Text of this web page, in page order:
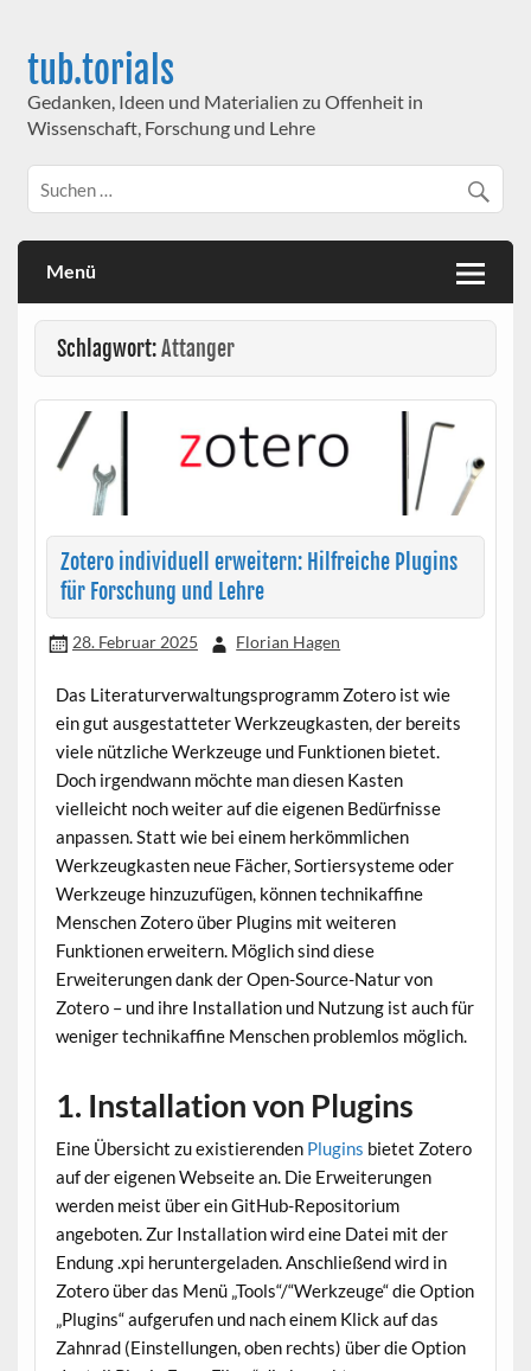
tub.torials
Gedanken, Ideen und Materialien zu Offenheit in
Wissenschaft, Forschung und Lehre
Menü
Schlagwort:Attanger
Zotero individuell erweitern: Hilfreiche Plugins
für Forschung und Lehre
28. Februar 2025 Florian Hagen
Das Literaturverwaltungsprogramm Zotero ist wie
ein gut ausgestatteter Werkzeugkasten, der bereits
viele nützliche Werkzeuge und Funktionen bietet.
Doch irgendwann möchte man diesen Kasten
vielleicht noch weiter auf die eigenen Bedürfnisse
anpassen. Statt wie bei einem herkömmlichen
Werkzeugkasten neue Fächer, Sortiersysteme oder
Werkzeuge hinzuzufügen, können technikaffine
Menschen Zotero über Plugins mit weiteren
Funktionen erweitern. Möglich sind diese
Erweiterungen dank der Open-Source-Natur von
Zotero – und ihre Installation und Nutzung ist auch für
weniger technikaffine Menschen problemlos möglich.
1. Installation von Plugins
Eine Übersicht zu existierenden Plugins bietet Zotero
auf der eigenen Webseite an. Die Erweiterungen
werden meist über ein GitHub-Repositorium
angeboten. Zur Installation wird eine Datei mit der
Endung .xpi heruntergeladen. Anschließend wird in
Zotero über das Menü „Tools“/“Werkzeuge“ die Option
„Plugins“ aufgerufen und nach einem Klick auf das
Zahnrad (Einstellungen, oben rechts) über die Option